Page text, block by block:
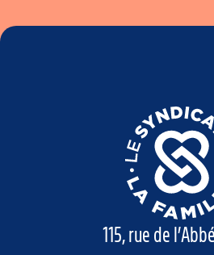
115, rue de